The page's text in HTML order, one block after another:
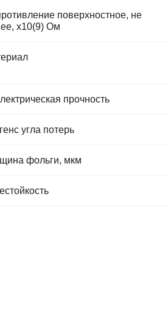
поверхностное, не
х10(9) Ом
прочность
угла потерь
фольги, мкм